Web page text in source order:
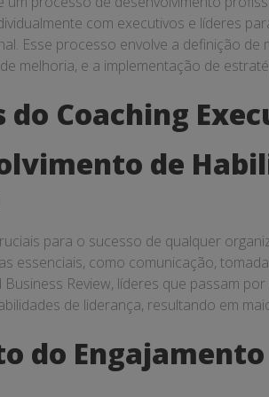
com executivos e líderes
Esse processo envolve a definição de
melhoria, e a implementação de
do Coaching
de
para o sucesso de qualquer
essenciais, como comunicação,
Review, líderes que passam
de liderança, resultando em
do